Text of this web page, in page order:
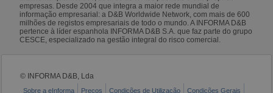
empresas. Desde 2004 que integra a maior rede mundial de
informação empresarial: a D&B Worldwide Network, com mais de 600
milhões de registos empresariais de todo o mundo. A INFORMA D&B
pertence à líder espanhola INFORMA D&B S.A. que faz parte do grupo
CESCE, especializado na gestão integral do risco comercial.
© INFORMA D&B, Lda
Sobre a eInforma Preços Condições de Utilização Condições Gerais